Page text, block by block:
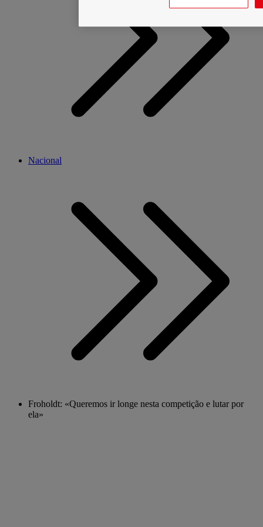
Nacional
Froholdt: «Queremos ir longe nesta competição e lutar por
ela»